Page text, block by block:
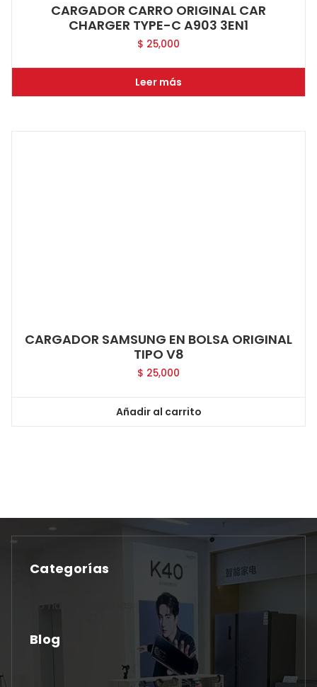
CARGADOR CARRO ORIGINAL CAR
CHARGER TYPE-C A903 3EN1
$ 25,000
Leer más
CARGADOR SAMSUNG EN BOLSA ORIGINAL
TIPO V8
$ 25,000
Añadir al carrito
Categorías
No hay categorías
Blog